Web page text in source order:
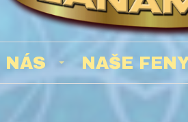
NÁS NAŠE